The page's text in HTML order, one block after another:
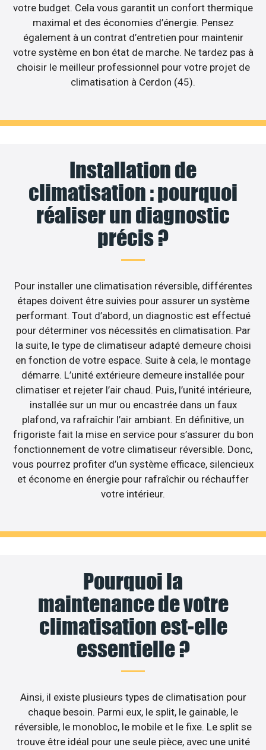
votre budget. Cela vous garantit un confort thermique
maximal et des économies d’énergie. Pensez
également à un contrat d’entretien pour maintenir
votre système en bon état de marche. Ne tardez pas à
choisir le meilleur professionnel pour votre projet de
climatisation à Cerdon (45).
Installation de
climatisation : pourquoi
réaliser un diagnostic
précis ?
Pour installer une climatisation réversible, différentes
étapes doivent être suivies pour assurer un système
performant. Tout d’abord, un diagnostic est effectué
pour déterminer vos nécessités en climatisation. Par
la suite, le type de climatiseur adapté demeure choisi
en fonction de votre espace. Suite à cela, le montage
démarre. L’unité extérieure demeure installée pour
climatiser et rejeter l’air chaud. Puis, l’unité intérieure,
installée sur un mur ou encastrée dans un faux
plafond, va rafraîchir l’air ambiant. En définitive, un
frigoriste fait la mise en service pour s’assurer du bon
fonctionnement de votre climatiseur réversible. Donc,
vous pourrez profiter d’un système efficace, silencieux
et économe en énergie pour rafraîchir ou réchauffer
votre intérieur.
Pourquoi la
maintenance de votre
climatisation est-elle
essentielle ?
Ainsi, il existe plusieurs types de climatisation pour
chaque besoin. Parmi eux, le split, le gainable, le
réversible, le monobloc, le mobile et le fixe. Le split se
trouve être idéal pour une seule pièce, avec une unité